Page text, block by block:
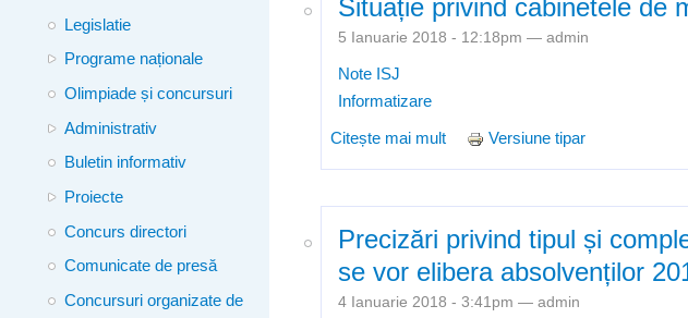
Legislatie
Programe naționale
Olimpiade și concursuri
Administrativ
Buletin informativ
Proiecte
Concurs directori
Comunicate de presă
Concursuri organizate de
Situație privind cabinetele de
5 Ianuarie 2018 - 12:18pm —admin
Note ISJ
Informatizare
Citește mai mult despre Situație privind
Versiune tipar
Precizări privind tipul și
se vor elibera absolvenților
4 Ianuarie 2018 - 3:41pm —admin